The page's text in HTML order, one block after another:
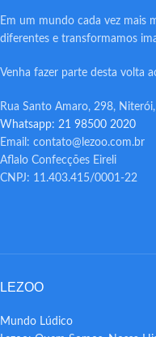
Em um mundo cada vez mais
diferentes e transformamos
Venha fazer parte desta volta
Rua Santo Amaro, 298,
Whatsapp: 21 98500 2020
Email: contato@lezoo.com.br
Aflalo Confecções Eireli
CNPJ: 11.403.415/0001-22
LEZOO
Mundo Lúdico